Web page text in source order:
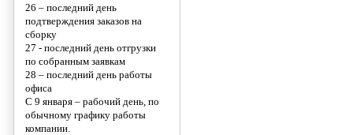
26 – последний день
подтверждения заказов на
сборку
27 - последний день отгрузки
по собранным заявкам
28 – последний день работы
офиса
С 9 января – рабочий день, по
обычному графику работы
компании.